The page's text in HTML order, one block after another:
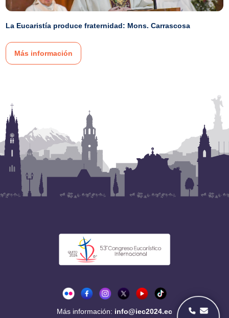
La Eucaristía produce fraternidad: Mons. Carrascosa
Más información
Más información: info@iec2024.ec